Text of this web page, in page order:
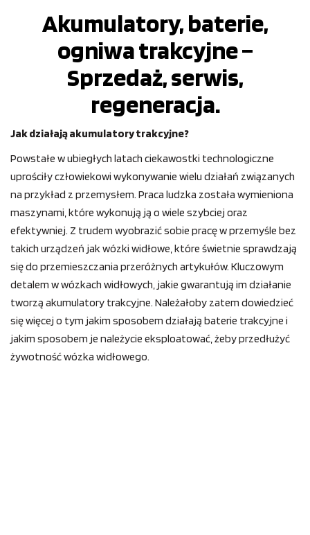
Akumulatory, baterie,
ogniwa trakcyjne –
Sprzedaż, serwis,
regeneracja.
Jak działają akumulatory trakcyjne?
Powstałe w ubiegłych latach ciekawostki technologiczne
uprościły człowiekowi wykonywanie wielu działań związanych
na przykład z przemysłem. Praca ludzka została wymieniona
maszynami, które wykonują ją o wiele szybciej oraz
efektywniej. Z trudem wyobrazić sobie pracę w przemyśle bez
takich urządzeń jak wózki widłowe, które świetnie sprawdzają
się do przemieszczania przeróżnych artykułów. Kluczowym
detalem w wózkach widłowych, jakie gwarantują im działanie
tworzą akumulatory trakcyjne. Należałoby zatem dowiedzieć
się więcej o tym jakim sposobem działają baterie trakcyjne i
jakim sposobem je należycie eksploatować, żeby przedłużyć
żywotność wózka widłowego.